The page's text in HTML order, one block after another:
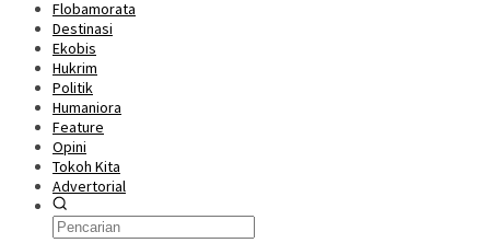
Flobamorata
Destinasi
Ekobis
Hukrim
Politik
Humaniora
Feature
Opini
Tokoh Kita
Advertorial